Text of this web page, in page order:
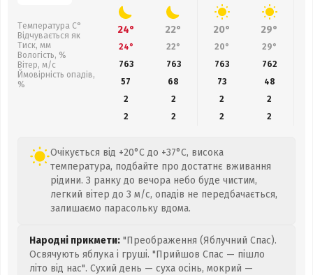
Температура С°
Відчувається як
Тиск, мм
Вологість, %
Вітер, м/с
Ймовірність опадів,
%
24° 22° 20° 29°
24° 22° 20° 29°
763
763 763 762
57
68 73 48
2
2 2
2
2
2 2 2
Очікується від +20°C до +37°C, висока
температура, подбайте про достатнє вживання
рідини. З ранку до вечора небо буде чистим,
легкий вітер до 3 м/с, опадів не передбачається,
залишаємо парасольку вдома.
Народні прикмети: "Преображення (Яблучний Спас).
Освячують яблука і груші. "Прийшов Спас — пішло
літо від нас". Сухий день — суха осінь, мокрий —